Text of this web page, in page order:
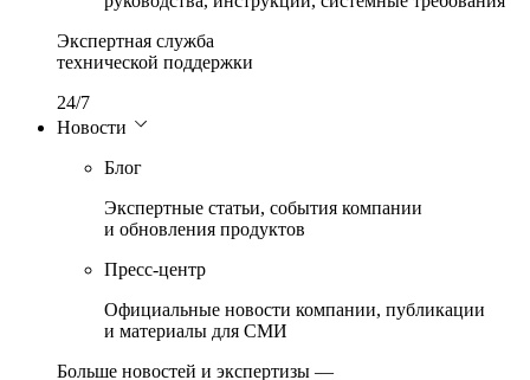
Экспертная служба
технической поддержки
365 дней
Новости
Блог
Экспертные статьи, события компании
и обновления продуктов
Пресс-центр
Официальные новости компании, публикации
и материалы для СМИ
Больше новостей и экспертизы —